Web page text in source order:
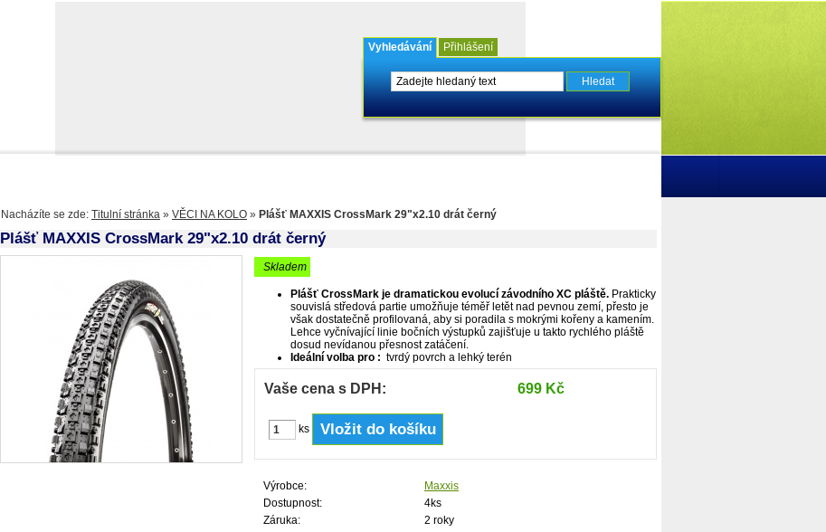
Nacházíte se zde: Titulní stránka » VĚCI NA KOLO » Plášť MAXXIS CrossMark 29"x2.10 drát černý
Plášť MAXXIS CrossMark 29"x2.10 drát černý
skladem
Plášť CrossMark je dramatickou evolucí závodního XC pláště. Prakticky
souvislá středová partie umožňuje téměř letět nad pevnou zemí, přesto je
však dostatečně profilovaná, aby si poradila s mokrými kořeny a kamením.
Lehce vyčnívající linie bočních výstupků zajišťuje u takto rychlého pláště
dosud nevídanou přesnost zatáčení.
Ideální volba pro : tvrdý povrch a lehký terén
Vaše cena s DPH: 699 Kč
ks
Výrobce:
Maxxis
Dostupnost:
4ks
Záruka:
2 roky
Vyhledávání Přihlášení